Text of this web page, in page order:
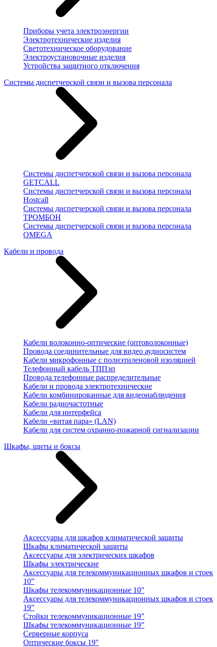
Приборы учета электроэнергии
Электротехнические изделия
Светотехническое оборудование
Электроустановочные изделия
Устройства защитного отключения
Системы диспетчерской связи и вызова персонала
Системы диспетчерской связи и вызова персонала
GETCALL
Системы диспетчерской связи и вызова персонала
Hostcall
Системы диспетчерской связи и вызова персонала
ТРОМБОН
Системы диспетчерской связи и вызова персонала
OMEGA
Кабели и провода
Кабели волоконно-оптические (оптоволоконные)
Провода соединительные для видео аудиосистем
Кабели микрофонные с полиэтиленовой изоляцией
Телефонный кабель ТППэп
Провода телефонные распределительные
Кабели и провода электротехнические
Кабели комбинированные для видеонаблюдения
Кабели радиочастотные
Кабели для интерфейса
Кабели «витая пара» (LAN)
Кабели для систем охранно-пожарной сигнализации
Шкафы, щиты и боксы
Аксессуары для шкафов климатической защиты
Шкафы климатической защиты
Аксессуары для электрических шкафов
Шкафы электрические
Аксессуары для телекоммуникационных шкафов и стоек
10”
Шкафы телекоммуникационные 10”
Аксессуары для телекоммуникационных шкафов и стоек
19”
Стойки телекоммуникационные 19”
Шкафы телекоммуникационные 19”
Серверные корпуса
Оптические боксы 19"